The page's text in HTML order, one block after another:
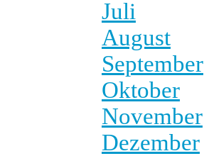
Juli
August
September
Oktober
November
Dezember